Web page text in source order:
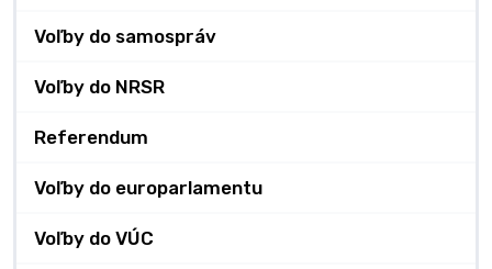
Voľby do samospráv
Voľby do NRSR
Referendum
Voľby do europarlamentu
Voľby do VÚC